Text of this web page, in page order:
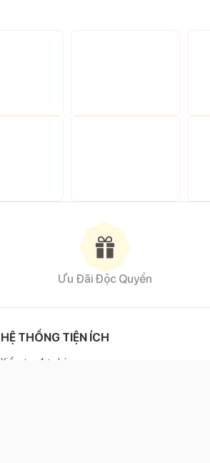
Ưu Đãi Độc Quyền
HỆ THỐNG TIỆN ÍCH
Kiểm tra đơn hàng